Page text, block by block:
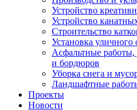
Устройство
Устройство
Строительство
Установка уличного
Асфальтные работы,
и бордюров
Уборка снега и
Ландшафтные
Проекты
Новости